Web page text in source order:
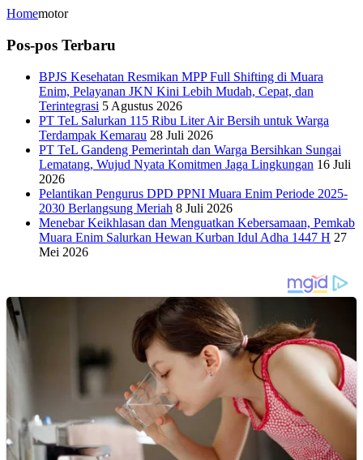
Homemotor
Pos-pos Terbaru
BPJS Kesehatan Resmikan MPP Full Shifting di Muara
Enim, Pelayanan JKN Kini Lebih Mudah, Cepat, dan
Terintegrasi 5 Agustus 2026
PT TeL Salurkan 115 Ribu Liter Air Bersih untuk Warga
Terdampak Kemarau 28 Juli 2026
PT TeL Gandeng Pemerintah dan Warga Bersihkan Sungai
Lematang, Wujud Nyata Komitmen Jaga Lingkungan 16 Juli
2026
Pelantikan Pengurus DPD PPNI Muara Enim Periode 2025-
2030 Berlangsung Meriah 8 Juli 2026
Menebar Keikhlasan dan Menguatkan Kebersamaan, Pemkab
Muara Enim Salurkan Hewan Kurban Idul Adha 1447 H 27
Mei 2026